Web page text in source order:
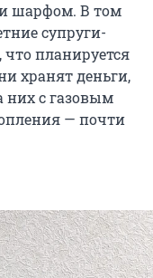
шарфом. В том
супруги-
планируется
хранят деньги,
них с газовым
— почти